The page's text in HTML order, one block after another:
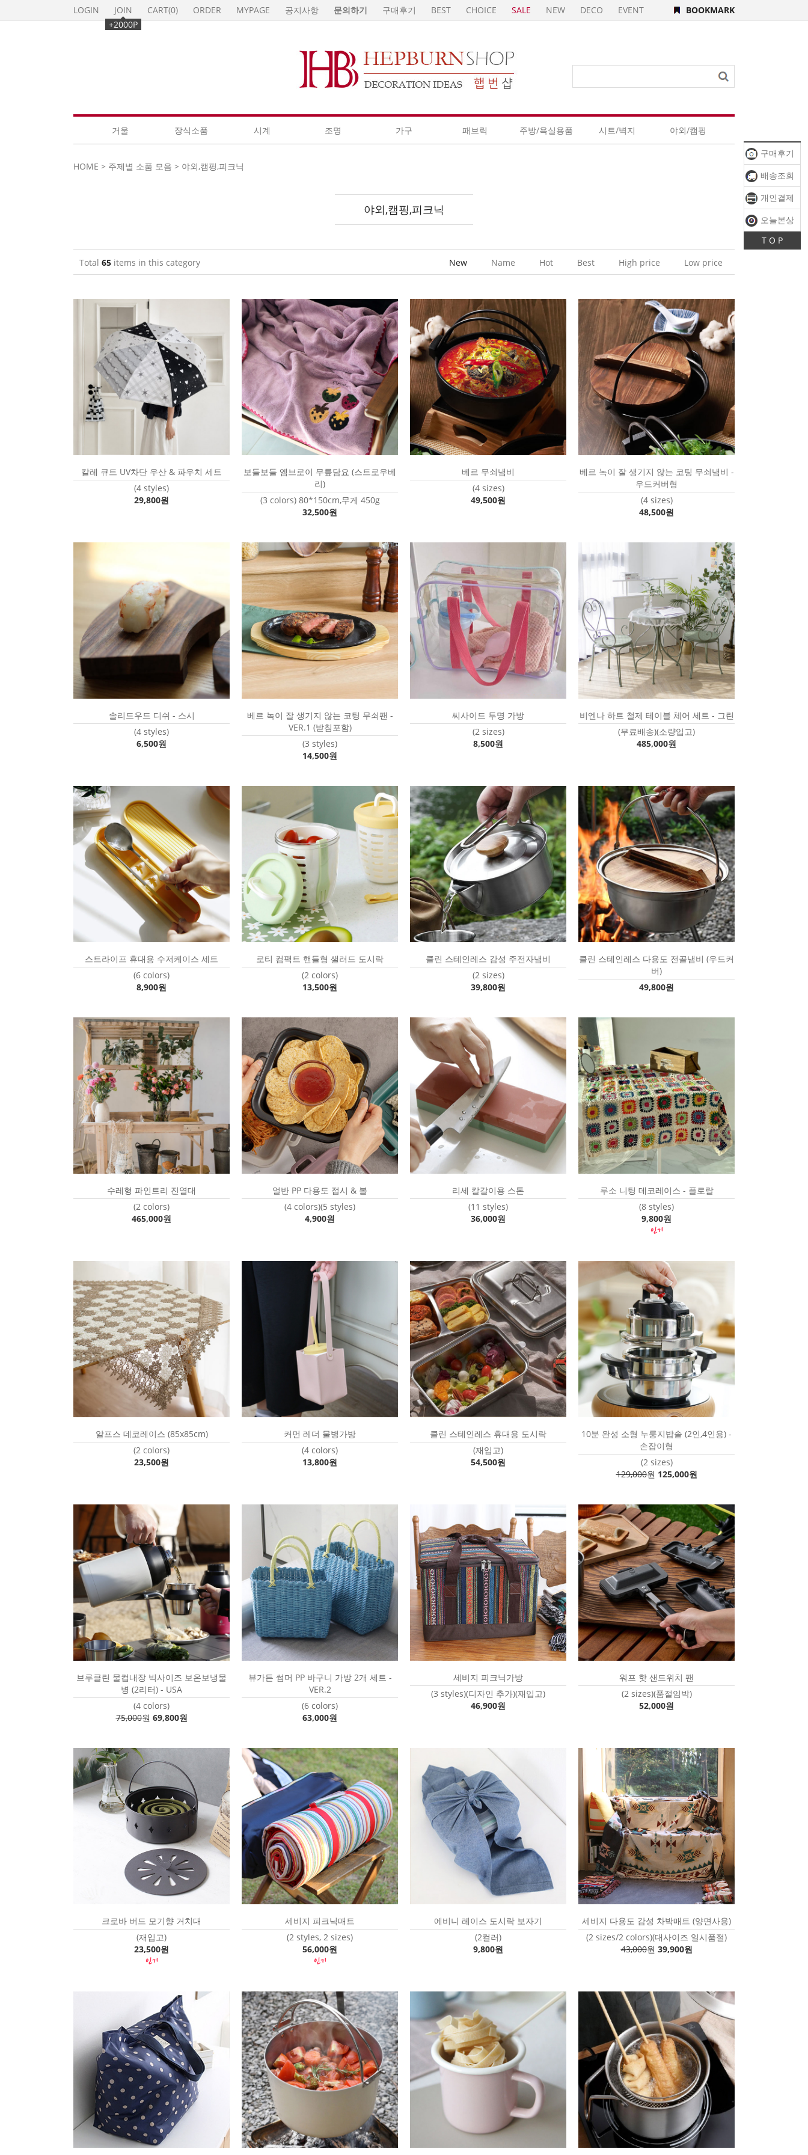
구매후기
배송조회
개인결제
오늘본상
T O P
LOGIN
JOIN
+2000P
CART(0) ORDER MYPAGE 공지사항 문의하기 구매후기 BEST CHOICE SALE NEW DECO EVENT BOOKMARK
거울 장식소품 시계 조명 가구 패브릭 주방/욕실용품 시트/벽지 야외/캠핑
HOME > 주제별 소품 모음 > 야외,캠핑,피크닉
야외,캠핑,피크닉
Total 65 items in this category New Name Hot Best High price Low price
칼레 큐트 UV차단 우산 & 파우치 세트
(4 styles)
29,800원
보들보들 엠브로이 무릎담요 (스트로우베
리)
(3 colors) 80*150cm,무게 450g
32,500원
베르 무쇠냄비
(4 sizes)
49,500원
베르 녹이 잘 생기지 않는 코팅 무쇠냄비 -
우드커버형
(4 sizes)
48,500원
솔리드우드 디쉬 - 스시
(4 styles)
6,500원
베르 녹이 잘 생기지 않는 코팅 무쇠팬 -
VER.1 (받침포함)
(3 styles)
14,500원
씨사이드 투명 가방
(2 sizes)
8,500원
비엔나 하트 철제 테이블 체어 세트 - 그린
(무료배송)(소량입고)
485,000원
스트라이프 휴대용 수저케이스 세트
(6 colors)
8,900원
로티 컴팩트 핸들형 샐러드 도시락
(2 colors)
13,500원
클린 스테인레스 감성 주전자냄비
(2 sizes)
39,800원
클린 스테인레스 다용도 전골냄비 (우드커
버)
49,800원
수레형 파인트리 진열대
(2 colors)
465,000원
얼반 PP 다용도 접시 & 볼
(4 colors)(5 styles)
4,900원
리세 칼갈이용 스톤
(11 styles)
36,000원
루소 니팅 데코레이스 - 플로랄
(8 styles)
9,800원
알프스 데코레이스 (85x85cm)
(2 colors)
23,500원
커먼 레더 물병가방
(4 colors)
13,800원
클린 스테인레스 휴대용 도시락
(재입고)
54,500원
10분 완성 소형 누룽지밥솥 (2인,4인용) -
손잡이형
(2 sizes)
129,000원 125,000원
브루클린 물컵내장 빅사이즈 보온보냉물
병 (2리터) - USA
(4 colors)
75,000원 69,800원
뷰가든 썸머 PP 바구니 가방 2개 세트 -
VER.2
(6 colors)
63,000원
세비지 피크닉가방
(3 styles)(디자인 추가)(재입고)
46,900원
워프 핫 샌드위치 팬
(2 sizes)(품절임박)
52,000원
크로바 버드 모기향 거치대
(재입고)
23,500원
세비지 피크닉매트
(2 styles, 2 sizes)
56,000원
에비니 레이스 도시락 보자기
(2컬러)
9,800원
세비지 다용도 감성 차박매트 (양면사용)
(2 sizes/2 colors)(대사이즈 일시품절)
43,000원 39,900원